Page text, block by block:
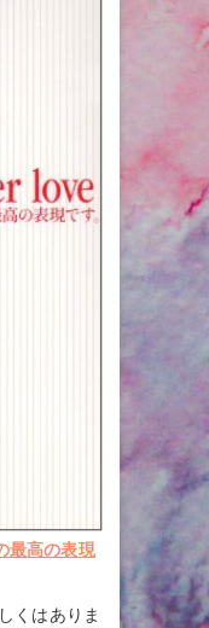
最高の表現
くはありま